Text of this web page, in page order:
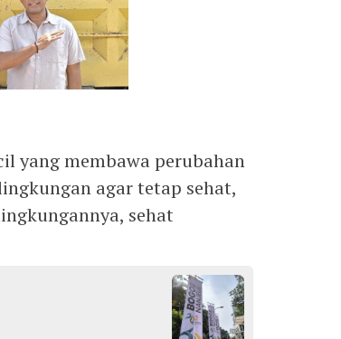
yang membawa perubahan
agar tetap sehat,
sehat